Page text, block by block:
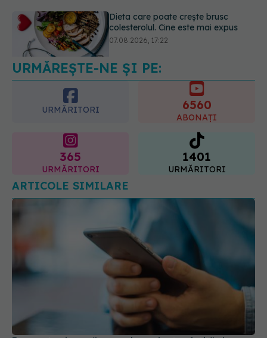
URMĂREȘTE-NE ȘI PE:
URMĂRITORI 6560
ABONAȚI
365
URMĂRITORI
1401
URMĂRITORI
ARTICOLE SIMILARE